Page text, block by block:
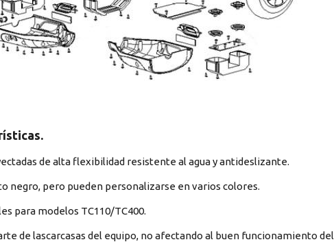
de alta flexibilidad resistente al agua y antideslizante.
negro, pero pueden personalizarse en varios colores.
para modelos TC110/TC400.
de lascarcasas del equipo, no afectando al buen funcionamiento